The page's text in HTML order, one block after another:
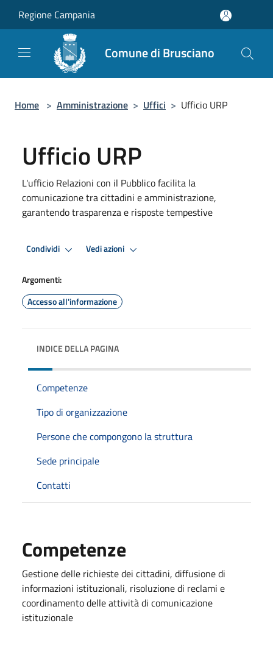
Regione Campania
Comune di Brusciano
Home > Amministrazione > Uffici > Ufficio URP
Ufficio URP
L'ufficio Relazioni con il Pubblico facilita la
comunicazione tra cittadini e amministrazione,
garantendo trasparenza e risposte tempestive
Condividi Vedi azioni
Argomenti:
Accesso all'informazione
INDICE DELLA PAGINA
Competenze
Tipo di organizzazione
Persone che compongono la struttura
Sede principale
Contatti
Competenze
Gestione delle richieste dei cittadini, diffusione di
informazioni istituzionali, risoluzione di reclami e
coordinamento delle attività di comunicazione
istituzionale